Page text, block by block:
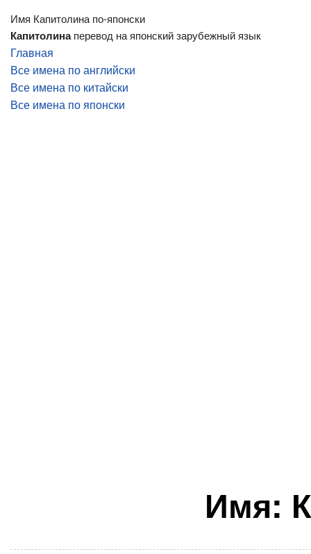
Имя Капитолина по-японски
Капитолинаперевод на японский зарубежный язык
Главная
Все имена по английски
Все имена по китайски
Все имена по японски
Имя: